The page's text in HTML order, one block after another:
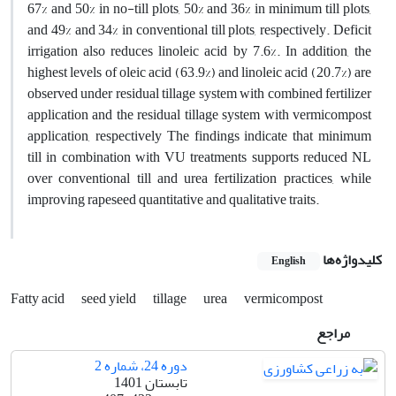
67% and 50% in no-till plots, 50% and 36% in minimum till plots,
and 49% and 34% in conventional till plots, respectively. Deficit
irrigation also reduces linoleic acid by 7.6%. In addition, the
highest levels of oleic acid (63.9%) and linoleic acid (20.7%) are
observed under residual tillage system with combined fertilizer
application and the residual tillage system with vermicompost
application, respectively The findings indicate that minimum
till in combination with VU treatments supports reduced NL
over conventional till and urea fertilization practices, while
improving rapeseed quantitative and qualitative traits.
کلیدواژه‌ها English
Fatty acid seed yield tillage urea
vermicompost
مراجع
دوره 24، شماره 2
تابستان 1401